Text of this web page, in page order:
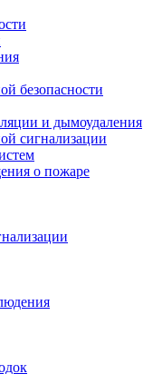
безопасности
и дымоудаления
сигнализации
о пожаре